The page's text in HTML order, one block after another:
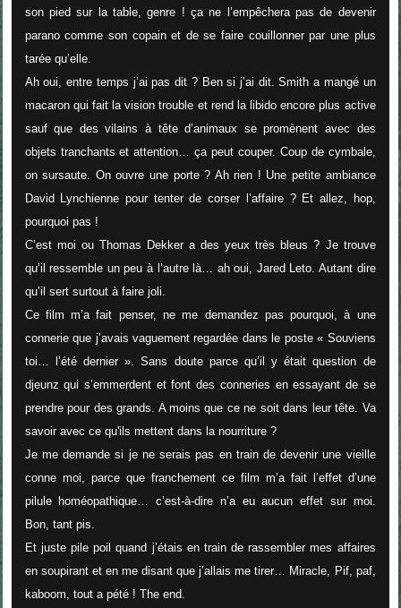
son pied sur la table, genre ! ça ne l’empêchera pas de devenir
parano comme son copain et de se faire couillonner par une plus
tarée qu’elle.
Ah oui, entre temps j’ai pas dit ? Ben si j’ai dit. Smith a mangé un
macaron qui fait la vision trouble et rend la libido encore plus active
sauf que des vilains à tête d’animaux se promènent avec des
objets tranchants et attention… ça peut couper. Coup de cymbale,
on sursaute. On ouvre une porte ? Ah rien ! Une petite ambiance
David Lynchienne pour tenter de corser l’affaire ? Et allez, hop,
pourquoi pas !
C’est moi ou Thomas Dekker a des yeux très bleus ? Je trouve
qu’il ressemble un peu à l’autre là… ah oui, Jared Leto. Autant dire
qu’il sert surtout à faire joli.
Ce film m’a fait penser, ne me demandez pas pourquoi, à une
connerie que j’avais vaguement regardée dans le poste « Souviens
toi… l’été dernier ». Sans doute parce qu’il y était question de
djeunz qui s’emmerdent et font des conneries en essayant de se
prendre pour des grands. A moins que ce ne soit dans leur tête. Va
savoir avec ce qu'ils mettent dans la nourriture ?
Je me demande si je ne serais pas en train de devenir une vieille
conne moi, parce que franchement ce film m’a fait l’effet d’une
pilule homéopathique… c’est-à-dire n’a eu aucun effet sur moi.
Bon, tant pis.
Et juste pile poil quand j’étais en train de rassembler mes affaires
en soupirant et en me disant que j’allais me tirer… Miracle, Pif, paf,
kaboom, tout a pété ! The end.